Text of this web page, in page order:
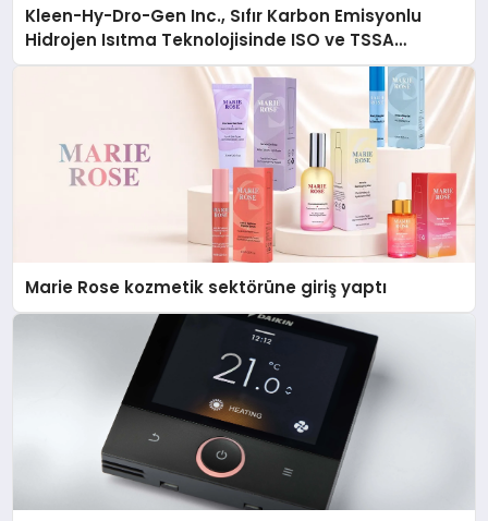
Kleen-Hy-Dro-Gen Inc., Sıfır Karbon Emisyonlu
Hidrojen Isıtma Teknolojisinde ISO ve TSSA
Düzenleyici Onaylarını Aldı
Marie Rose kozmetik sektörüne giriş yaptı